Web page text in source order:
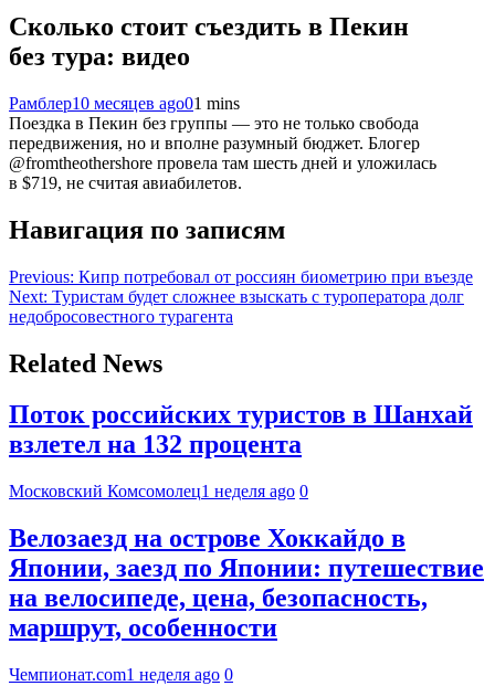
Сколько стоит съездить в Пекин
без тура: видео
Рамблер10 месяцев ago01 mins
Поездка в Пекин без группы — это не только свобода
передвижения, но и вполне разумный бюджет. Блогер
@fromtheothershore провела там шесть дней и уложилась
в $719, не считая авиабилетов.
Навигация по записям
Previous: Кипр потребовал от россиян биометрию при въезде
Next: Туристам будет сложнее взыскать с туроператора долг
недобросовестного турагента
Related News
Поток российских туристов в Шанхай
взлетел на 132 процента
Московский Комсомолец1 неделя ago 0
Велозаезд на острове Хоккайдо в
Японии, заезд по Японии: путешествие
на велосипеде, цена, безопасность,
маршрут, особенности
Чемпионат.com1 неделя ago 0